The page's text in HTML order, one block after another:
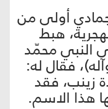
أولى من
هبط
النبي محمّد
فقال له:
زينب، فقد
هذا الاسم.